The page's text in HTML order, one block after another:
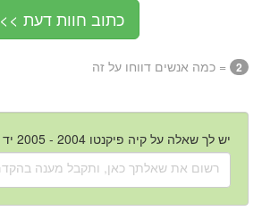
כתוב חוות דעת >>
2 = כמה אנשים דווחו על זה
יש לך שאלה על קיה פיקנטו 2004 - 2005 יד שנייה?